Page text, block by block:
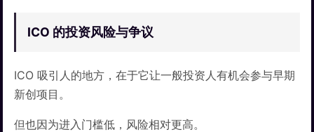
ICO 的投资风险与争议
ICO 吸引人的地方，在于它让一般投资人有机会参与早期
新创项目。
但也因为进入门槛低，风险相对更高。